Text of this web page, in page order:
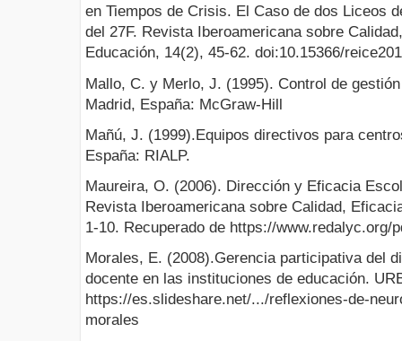
en Tiempos de Crisis. El Caso de dos Liceos
del 27F. Revista Iberoamericana sobre
Educación, 14(2), 45-62. doi:10.15366/
Mallo, C. y Merlo, J. (1995). Control de
Madrid, España: McGraw-Hill
Mañú, J. (1999).Equipos directivos para
España: RIALP.
Maureira, O. (2006). Dirección y Eficacia
Revista Iberoamericana sobre Calidad,
1-10. Recuperado de https://www.redalyc.org/
Morales, E. (2008).Gerencia participativa del
docente en las instituciones de educación.
https://es.slideshare.net/.../reflexiones-de-
morales